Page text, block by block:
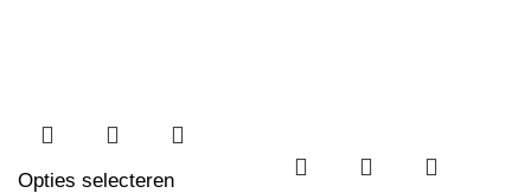
Opties selecteren